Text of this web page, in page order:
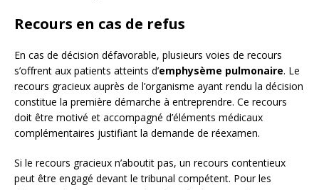
Recours en cas de refus
En cas de décision défavorable, plusieurs voies de recours
s’offrent aux patients atteints d’emphysème pulmonaire. Le
recours gracieux auprès de l’organisme ayant rendu la décision
constitue la première démarche à entreprendre. Ce recours
doit être motivé et accompagné d’éléments médicaux
complémentaires justifiant la demande de réexamen.
Si le recours gracieux n’aboutit pas, un recours contentieux
peut être engagé devant le tribunal compétent. Pour les